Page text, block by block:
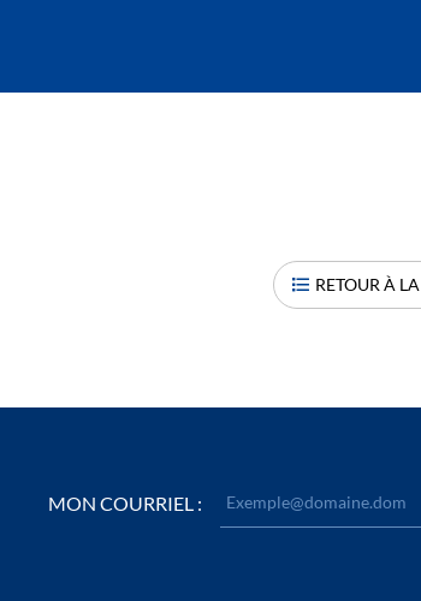
RETOUR À
MON COURRIEL :